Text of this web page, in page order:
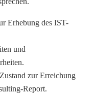
Erhebung des IST-
und
zur Erreichung
Report.